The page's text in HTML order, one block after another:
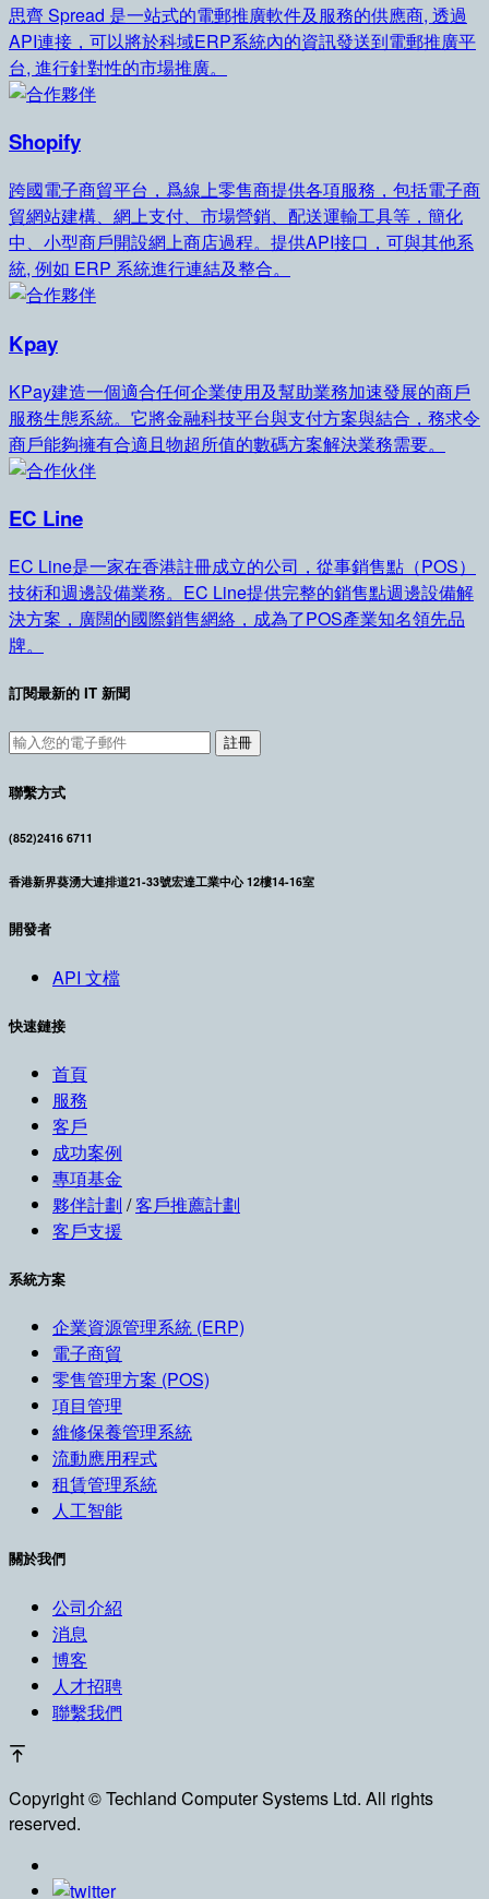
思齊 Spread 是一站式的電郵推廣軟件及服務的供應商, 透過
API連接，可以將於科域ERP系統內的資訊發送到電郵推廣平
台, 進行針對性的市場推廣。
Shopify
跨國電子商貿平台，爲線上零售商提供各項服務，包括電子商
貿網站建構、網上支付、市場營銷、配送運輸工具等，簡化
中、小型商戶開設網上商店過程。提供API接口，可與其他系
統, 例如 ERP 系統進行連結及整合。
Kpay
KPay建造一個適合任何企業使用及幫助業務加速發展的商戶
服務生態系統。它將金融科技平台與支付方案與結合，務求令
商戶能夠擁有合適且物超所值的數碼方案解決業務需要。
EC Line
EC Line是一家在香港註冊成立的公司，從事銷售點（POS）
技術和週邊設備業務。EC Line提供完整的銷售點週邊設備解
決方案，廣闊的國際銷售網絡，成為了POS產業知名領先品
牌。
訂閱最新的 IT 新聞
註冊
聯繫方式
(852)2416 6711
香港新界葵湧大連排道21-33號宏達工業中心 12樓14-16室
開發者
API 文檔
快速鏈接
首頁
服務
客戶
成功案例
專項基金
夥伴計劃 /客戶推薦計劃
客戶支援
系統方案
企業資源管理系統 (ERP)
電子商貿
零售管理方案 (POS)
項目管理
維修保養管理系統
流動應用程式
租賃管理系統
人工智能
關於我們
公司介紹
消息
博客
人才招聘
聯繫我們
Copyright ©Techland Computer Systems Ltd. All rights
reserved.